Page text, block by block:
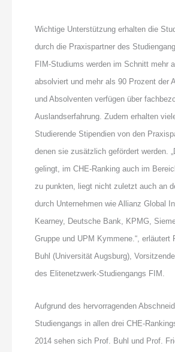
Wichtige Unterstützung erhalten die
durch die Praxispartner des
FIM-Studiums werden im Schnitt mehr
absolviert und mehr als 90 Prozent der
und Absolventen verfügen über
Auslandserfahrung. Zudem erhalten
Studierende Stipendien von den
denen sie zusätzlich gefördert werden.
gelingt, im CHE-Ranking auch im
zu punkten, liegt nicht zuletzt auch an
durch Unternehmen wie Allianz Global
Kearney, Deutsche Bank, KPMG,
Gruppe und UPM Kymmene.“, erläutert
Buhl (Universität Augsburg),
des Elitenetzwerk-Studiengangs FIM.
Aufgrund des hervorragenden
Studiengangs in allen drei CHE-
2014 sehen sich Prof. Buhl und Prof.